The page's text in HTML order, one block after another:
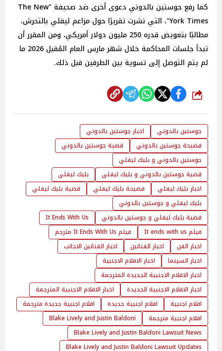
كما رفع جوستين بالدوني دعوى أخرى ضد صحيفة "The New
York Times"، التي نشرت تقريرًا حول مزاعم ليفلي بالتحرش،
مطالبًا بتعويض قدره 250 مليون دولار أمريكي، ومن المقرر أن
تبدأ جلسات المحاكمة خلال شهر مارس العام المُقبل 2026 ما
لم يتم التوصل إلى تسوية بين الطرفين قبل ذلك.
شارك
جوستين بالدوني
اخبار جوستين بالدوني
فضيحة جوستين بالدوني
قضية جوستين بالدوني
جوستين بالدوني و بليك ليفلي
قضية جوستين بالدوني و بليك ليفلي
بليك ليفلي
اخبار بليك ليفلي
فضيحة بليك ليفلي
قضية بليك ليفلي
بليك ليفلي و جوستين بالدوني
قضية بليك ليفلي و جوستين بالدوني
It Ends With Us
فيلم It ends with us
فيلم It Ends With Us مترجم
اخبار الفن
اخبار الفنانين
اخبار الفنانين الاجانب
اخبار السينما
اخبار الافلام الاجنبية
اخبار الافلام الاجنبية الجديدة المترجمة
اخبار الافلام الاجنبية الجديدة
اخبار الافلام الاجنبية المترجمة
افلام اجنبية
افلام اجنبية جديدة
افلام اجنبية جديدة مترجمة
افلام اجنبية مترجمة
Blake Lively and Justin Baldoni
Blake Lively and Justin Baldoni Lawsuit News
Blake Lively and Justin Baldoni Lawsuit Updates